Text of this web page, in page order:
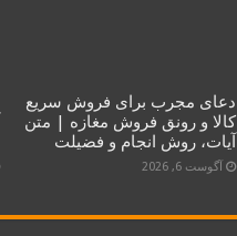
دعای مجرب برای فروش سریع
کالا و رونق فروش مغازه | متن
آیات، روش انجام و فضیلت
آگوست 6, 2026